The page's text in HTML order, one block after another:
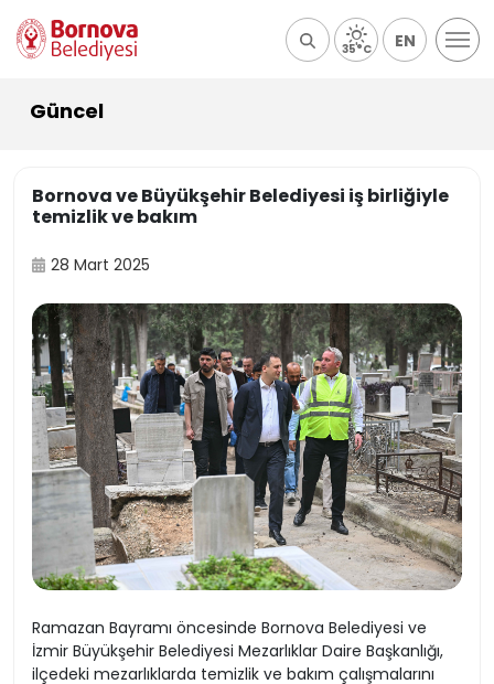
35°C EN
Güncel
Bornova ve Büyükşehir Belediyesi iş birliğiyle
temizlik ve bakım
28 Mart 2025
Ramazan Bayramı öncesinde Bornova Belediyesi ve
İzmir Büyükşehir Belediyesi Mezarlıklar Daire Başkanlığı,
ilçedeki mezarlıklarda temizlik ve bakım çalışmalarını